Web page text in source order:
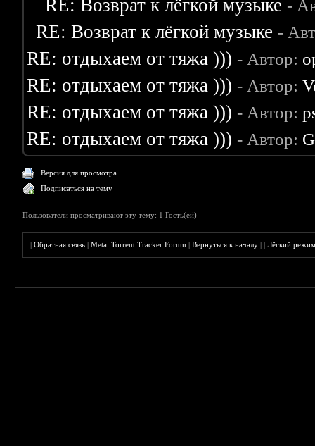
RE: Возврат к лёгкой музыке -
RE: Возврат к лёгкой музыке -
RE: отдыхаем от тяжа ))) - Автор:
RE: отдыхаем от тяжа ))) - Автор:
RE: отдыхаем от тяжа ))) - Автор:
RE: отдыхаем от тяжа ))) - Автор:
Версия для просмотра
Подписаться на тему
Пользователи просматривают эту тему: 1 Гость(ей)
|Обратная связь |Metal Torrent Tracker Forum |Вернуться к началу ||Лёгкий